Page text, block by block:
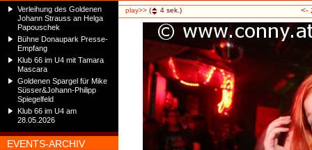
Verleihung des Goldenen
Johann Strauss an Helga
Papouschek
Bühne Donaupark Presse-
Empfang
Klub 66 im U4 mit Tamara
Mascara
Goldenen Spargel für Mike
Süsser&Johann-Philipp
Spiegelfeld
Klub 66 im U4 am
28.05.2026
EVENTS-ARCHIV
play>> ( 4 sek.) <-